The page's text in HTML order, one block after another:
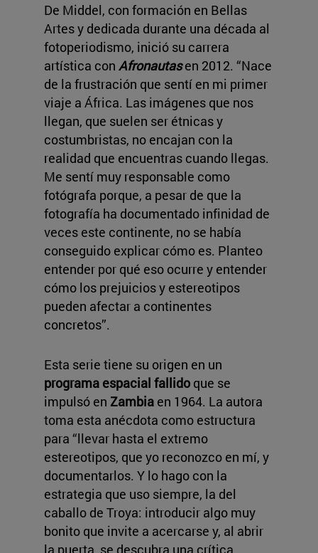
De Middel, con formación en Bellas
Artes y dedicada durante una década al
fotoperiodismo, inició su carrera
artística con Afronautasen 2012. “Nace
de la frustración que sentí en mi primer
viaje a África. Las imágenes que nos
llegan, que suelen ser étnicas y
costumbristas, no encajan con la
realidad que encuentras cuando llegas.
Me sentí muy responsable como
fotógrafa porque, a pesar de que la
fotografía ha documentado infinidad de
veces este continente, no se había
conseguido explicar cómo es. Planteo
entender por qué eso ocurre y entender
cómo los prejuicios y estereotipos
pueden afectar a continentes
concretos”.
Esta serie tiene su origen en un
programa espacial fallido que se
impulsó en Zambia en 1964. La autora
toma esta anécdota como estructura
para “llevar hasta el extremo
estereotipos, que yo reconozco en mí, y
documentarlos. Y lo hago con la
estrategia que uso siempre, la del
caballo de Troya: introducir algo muy
bonito que invite a acercarse y, al abrir
la puerta, se descubra una crítica